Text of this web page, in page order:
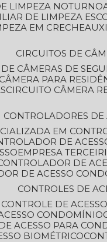
LIMPEZA NOTURNO
DE LIMPEZA
EM CRECHE
CIRCUITOS DE
DE CÂMERAS DE
CÂMERA PARA
CIRCUITO CÂMERA
CONTROLADORES DE
EM
DE
EMPRESA
DE
DE ACESSO
CONTROLES DE
CONTROLE DE ACESSO
CONDOMÍNIO
DE ACESSO PARA
BIOMÉTRICO